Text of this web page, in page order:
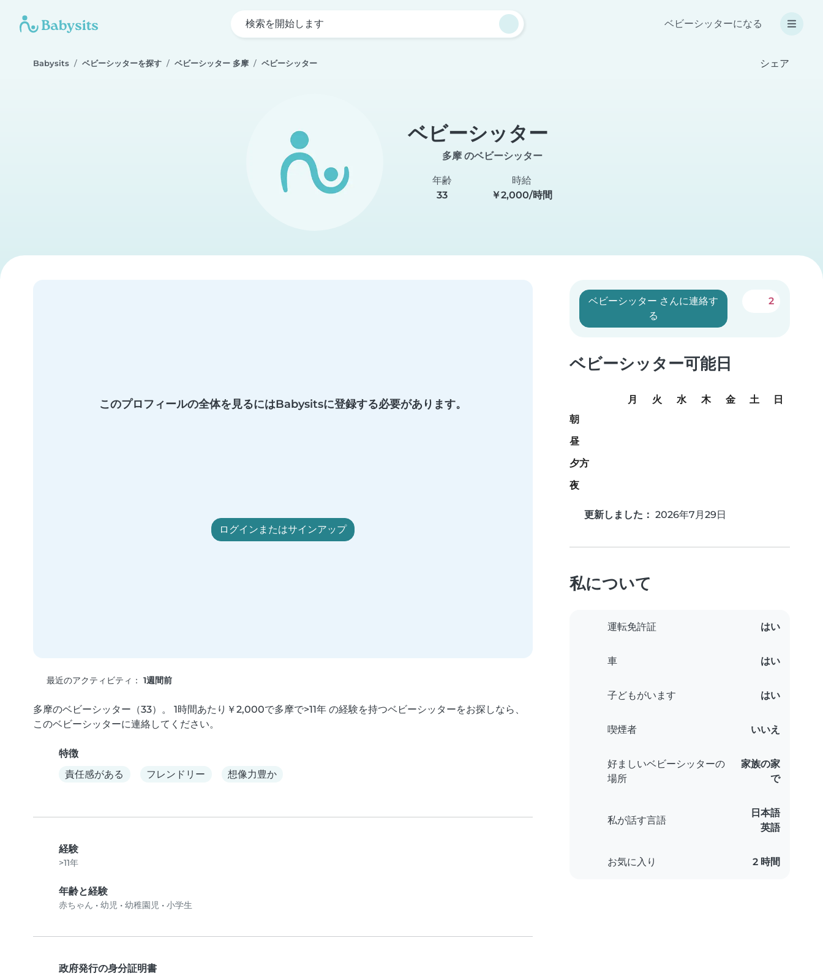
検索を開始します ベビーシッターになる
Babysits ベビーシッターを探す ベビーシッター 多摩 ベビーシッター シェア
ベビーシッター
多摩 のベビーシッター
年齢
33
時給
￥2,000/時間
このプロフィールの全体を見るにはBabysitsに登録する必要があります。
ログインまたはサインアップ
最近のアクティビティ： 1週間前
多摩のベビーシッター（33）。 1時間あたり￥2,000で多摩で>11年 の経験を持つベビーシッターをお探しなら、
このベビーシッターに連絡してください。
特徴
責任感がある
フレンドリー 想像力豊か
経験
>11年
年齢と経験
赤ちゃん • 幼児 • 幼稚園児 • 小学生
政府発行の身分証明書
ベビーシッター さんに連絡す
る
2
ベビーシッター可能日
月 火 水 木 金 土
日
朝
昼
夕方
夜
更新しました： 2026年7月29日
私について
運転免許証 はい
車 はい
子どもがいます はい
喫煙者 いいえ
好ましいベビーシッターの
場所
家族の家
で
私が話す言語
日本語
英語
お気に入り 2 時間